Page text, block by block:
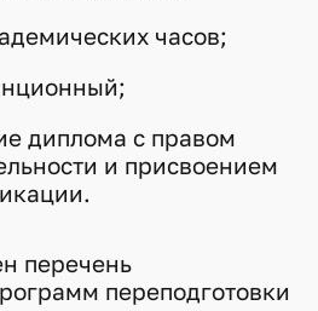
часов;
диплома с правом
и присвоением
перечень
переподготовки